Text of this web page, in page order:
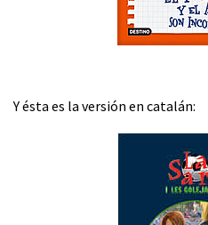
Y ésta es la versión en catalán: